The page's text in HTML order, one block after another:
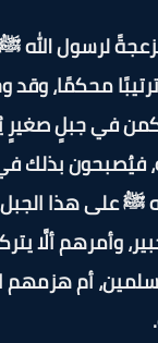
لرسول الله
محكمًا، وقد
في جبلٍ صغيرٍ
بذلك في
على هذا الجبل
وأمرهم ألَّا
أم هزمهم